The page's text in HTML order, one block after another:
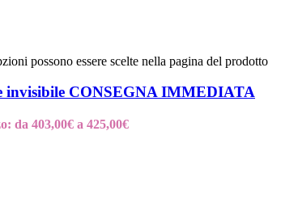
possono essere scelte nella pagina del prodotto
invisibile CONSEGNA IMMEDIATA
da 403,00€ a 425,00€